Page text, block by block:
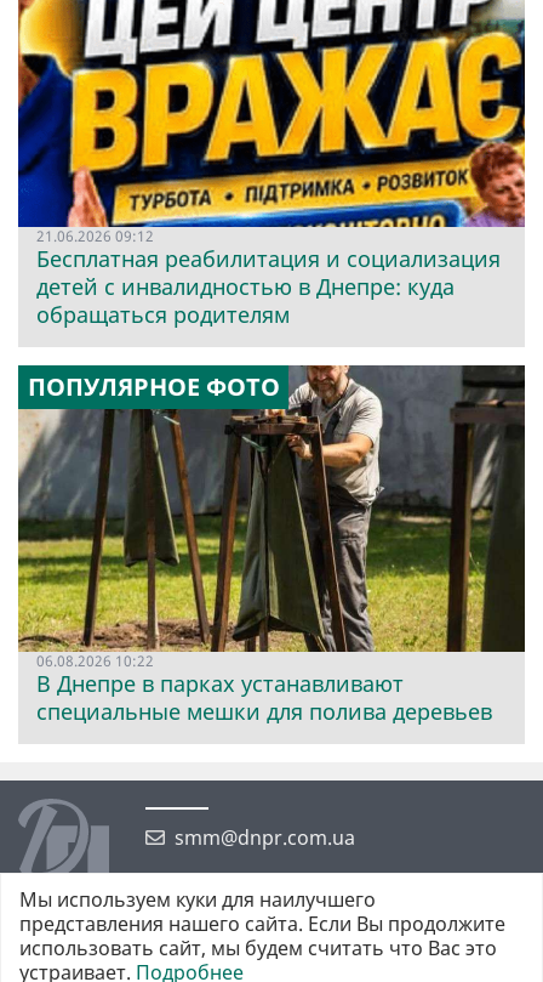
21.06.2026 09:12
Бесплатная реабилитация и социализация
детей с инвалидностью в Днепре: куда
обращаться родителям
ПОПУЛЯРНОЕ ФОТО
06.08.2026 10:22
В Днепре в парках устанавливают
специальные мешки для полива деревьев
smm@dnpr.com.ua
Мы используем куки для наилучшего
представления нашего сайта. Если Вы продолжите
использовать сайт, мы будем считать что Вас это
устраивает. Подробнее